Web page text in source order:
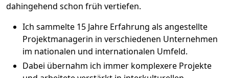
dahingehend schon früh vertiefen.
Ich sammelte 15 Jahre Erfahrung als angestellte
Projektmanagerin in verschiedenen Unternehmen
im nationalen und internationalen Umfeld.
Dabei übernahm ich immer komplexere Projekte